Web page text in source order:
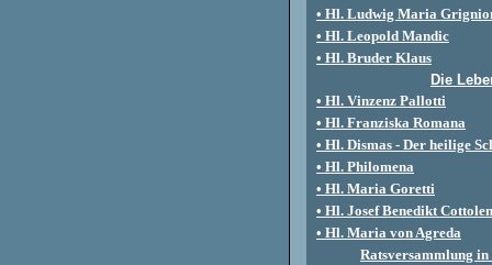
• Hl. Ludwig Maria
• Hl. Leopold Mandic
• Hl. Bruder Klaus
Die
• Hl. Vinzenz Pallotti
• Hl. Franziska Romana
• Hl. Dismas - Der heilige
• Hl. Philomena
• Hl. Maria Goretti
• Hl. Josef Benedikt
• Hl. Maria von Agreda
Ratsversammlung